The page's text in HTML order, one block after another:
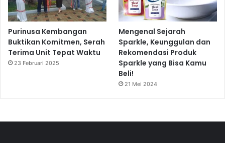
Purinusa Kembangan
Buktikan Komitmen, Serah
Terima Unit Tepat Waktu
23 Februari 2025
Mengenal Sejarah
Sparkle, Keunggulan dan
Rekomendasi Produk
Sparkle yang Bisa Kamu
Beli!
21 Mei 2024